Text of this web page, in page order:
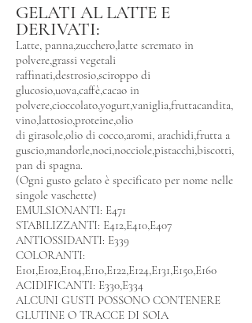
GELATI AL LATTE E
DERIVATI:
Latte, panna,zucchero,latte scremato in
polvere,grassi vegetali
raffinati,destrosio,sciroppo di
glucosio,uova,caffè,cacao in
polvere,cioccolato,yogurt,vaniglia,fruttacandita,
vino,lattosio,proteine,olio
di girasole,olio di cocco,aromi, arachidi,frutta a
guscio,mandorle,noci,nocciole,pistacchi,biscotti,
pan di spagna.
(Ogni gusto gelato è specificato per nome nelle
singole vaschette)
EMULSIONANTI: E471
STABILIZZANTI: E412,E410,E407
ANTIOSSIDANTI: E339
COLORANTI:
E101,E102,E104,E110,E122,E124,E131,E150,E160
ACIDIFICANTI: E330,E334
ALCUNI GUSTI POSSONO CONTENERE
GLUTINE O TRACCE DI SOIA